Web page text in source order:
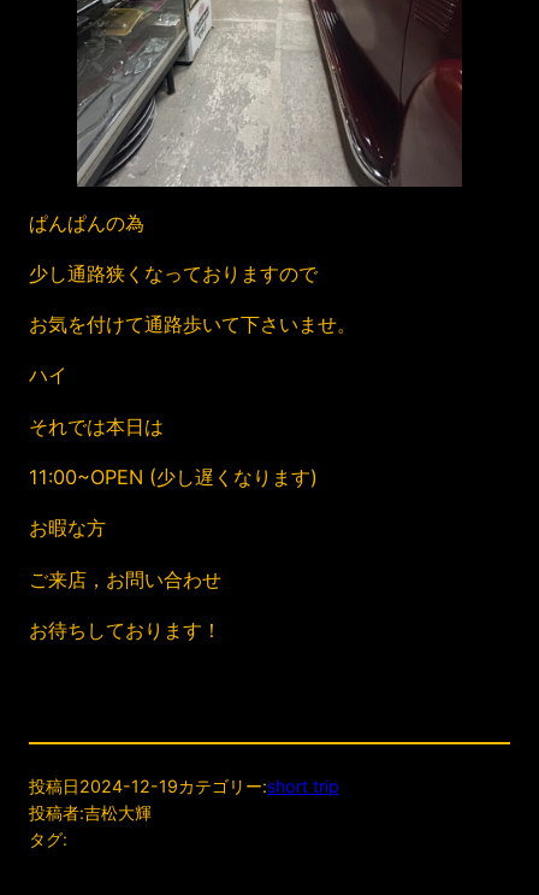
ぱんぱんの為
少し通路狭くなっておりますので
お気を付けて通路歩いて下さいませ。
ハイ
それでは本日は
11:00~OPEN (少し遅くなります)
お暇な方
ご来店，お問い合わせ
お待ちしております！
投稿日2024-12-19カテゴリー:short trip
投稿者:吉松大輝
タグ: